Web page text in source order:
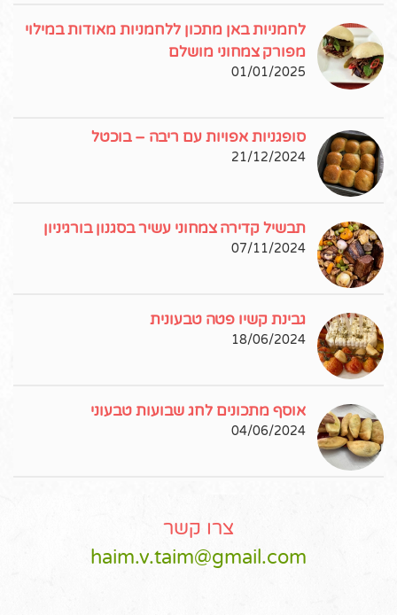
לחמניות באן מתכון ללחמניות מאודות במילוי
מפורק צמחוני מושלם
01/01/2025
סופגניות אפויות עם ריבה – בוכטל
21/12/2024
תבשיל קדירה צמחוני עשיר בסגנון בורגיניון
07/11/2024
גבינת קשיו פטה טבעונית
18/06/2024
אוסף מתכונים לחג שבועות טבעוני
04/06/2024
צרו קשר
haim.v.taim@gmail.com